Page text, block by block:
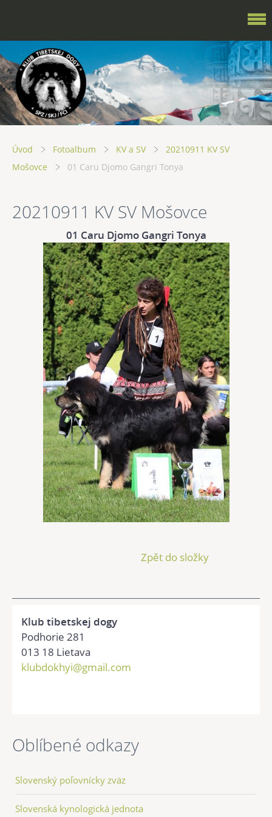
Úvod Fotoalbum KV a SV
20210911 KV SV
Mošovce
01 Caru Djomo Gangri Tonya
20210911 KV SV Mošovce
01 Caru Djomo Gangri Tonya
Zpět do složky
Klub tibetskej dogy
Podhorie 281
013 18 Lietava
klubdokhyi@gmail.com
Oblíbené odkazy
Slovenský poľovnícky zväz
Slovenská kynologická jednota